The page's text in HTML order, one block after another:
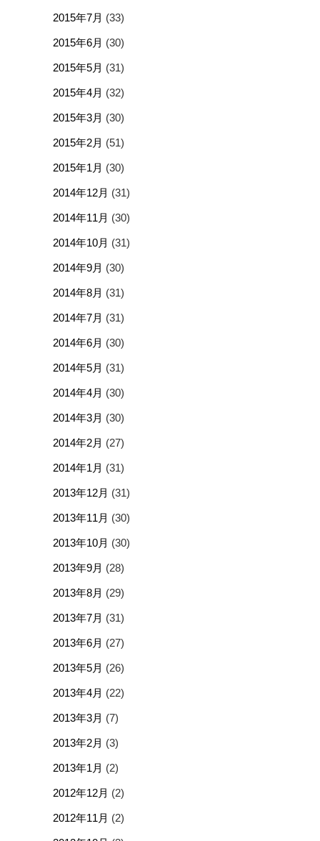
2015年7月 (33)
2015年6月 (30)
2015年5月 (31)
2015年4月 (32)
2015年3月 (30)
2015年2月 (51)
2015年1月 (30)
2014年12月 (31)
2014年11月 (30)
2014年10月 (31)
2014年9月 (30)
2014年8月 (31)
2014年7月 (31)
2014年6月 (30)
2014年5月 (31)
2014年4月 (30)
2014年3月 (30)
2014年2月 (27)
2014年1月 (31)
2013年12月 (31)
2013年11月 (30)
2013年10月 (30)
2013年9月 (28)
2013年8月 (29)
2013年7月 (31)
2013年6月 (27)
2013年5月 (26)
2013年4月 (22)
2013年3月 (7)
2013年2月 (3)
2013年1月 (2)
2012年12月 (2)
2012年11月 (2)